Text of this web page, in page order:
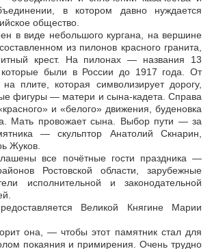
в котором давно нуждается
общество.
в виде небольшого кургана, на вершине
из пилонов красного гранита,
крест. На пилонах — названия 13
которые были в России до 1917 года. От
плите, которая символизирует дорогу,
фигуры — матери и сына-кадета. Справа
и «белого» движения, буденовка
Мать провожает сына. Выбор пути — за
— скульптор Анатолий Скнарин,
Жуков.
все почётные гости праздника —
Ростовской области, зарубежные
исполнительной и законодательной
Великой Княгине Марии
она, — чтобы этот памятник стал для
покаяния и примирения. Очень трудно